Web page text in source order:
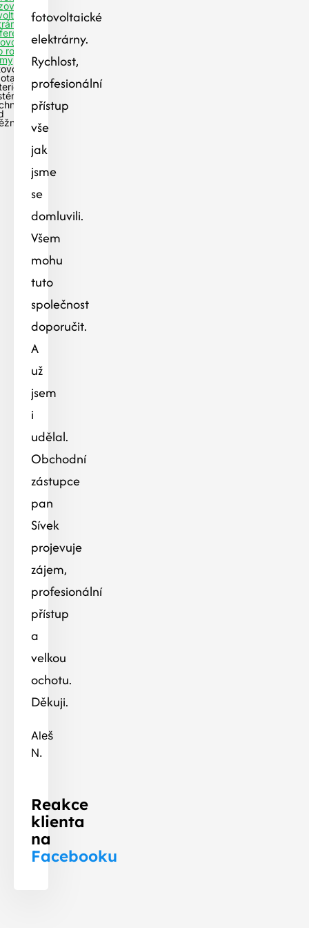
rodinné
na
fotovoltaické
elektrárny.
Rychlost,
profesionální
přístup
vše
jak
jsme
se
domluvili.
Všem
mohu
tuto
společnost
doporučit.
A
už
jsem
i
udělal.
Obchodní
zástupce
pan
Sívek
projevuje
zájem,
profesionální
přístup
a
velkou
ochotu.
Děkuji.
Aleš
N.
Reakce
klienta
na
Facebooku